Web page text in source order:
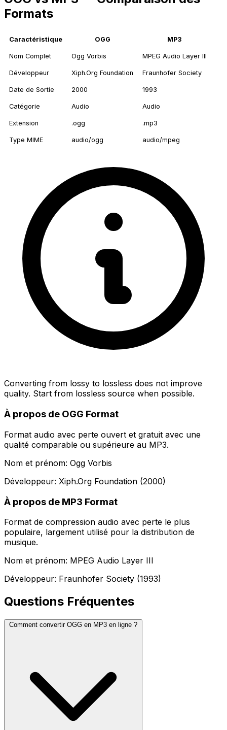
Formats
Caractéristique OGG MP3
Nom Complet Ogg Vorbis MPEG Audio Layer III
Développeur Xiph.Org Foundation Fraunhofer Society
Date de Sortie 2000 1993
Catégorie Audio Audio
Extension .ogg .mp3
Type MIME audio/ogg audio/mpeg
Converting from lossy to lossless does not improve
quality. Start from lossless source when possible.
À propos de OGG Format
Format audio avec perte ouvert et gratuit avec une
qualité comparable ou supérieure au MP3.
Nom et prénom: Ogg Vorbis
Développeur: Xiph.Org Foundation (2000)
À propos de MP3 Format
Format de compression audio avec perte le plus
populaire, largement utilisé pour la distribution de
musique.
Nom et prénom: MPEG Audio Layer III
Développeur: Fraunhofer Society (1993)
Questions Fréquentes
Comment convertir OGG en MP3 en ligne ?